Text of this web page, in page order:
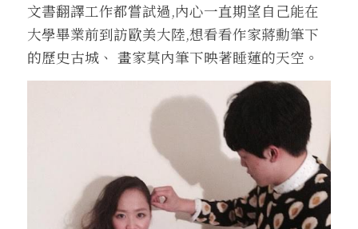
文書翻譯工作都嘗試過,內心一直期望自己能在
大學畢業前到訪歐美大陸,想看看作家蔣勳筆下
的歷史古城、 畫家莫內筆下映著睡蓮的天空。